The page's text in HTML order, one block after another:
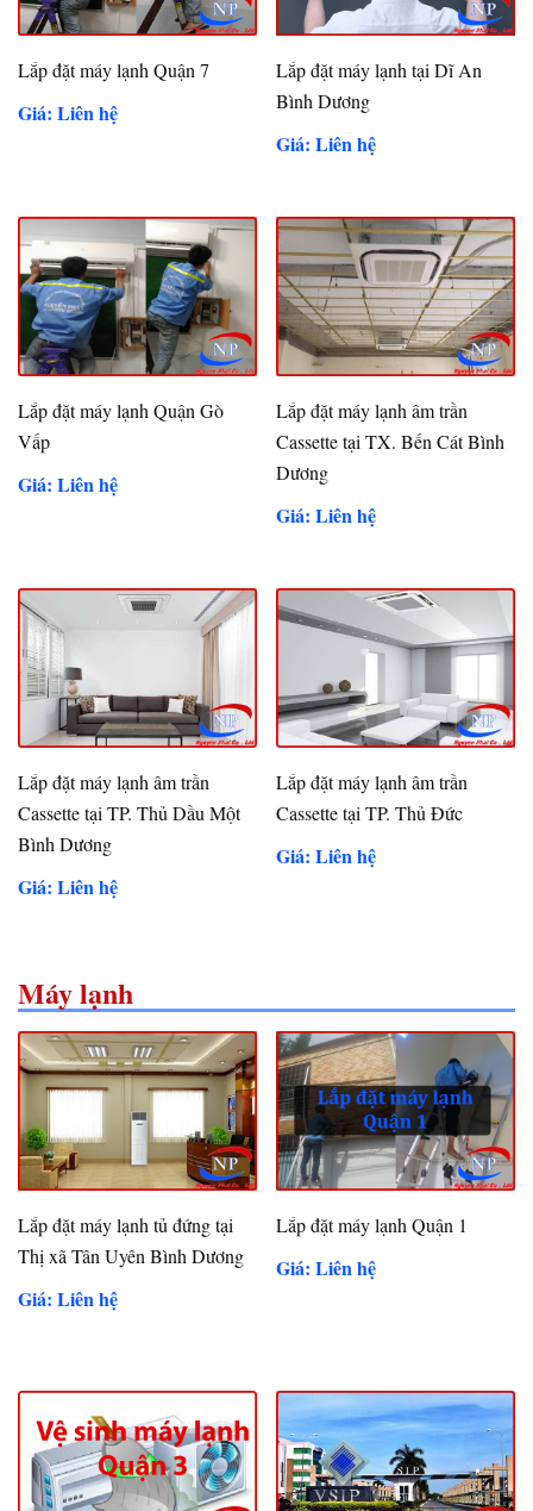
Lắp đặt máy lạnh Quận 7
Giá: Liên hệ
Lắp đặt máy lạnh tại Dĩ An
Bình Dương
Giá: Liên hệ
Lắp đặt máy lạnh Quận Gò
Vấp
Giá: Liên hệ
Lắp đặt máy lạnh âm trần
Cassette tại TX. Bến Cát Bình
Dương
Giá: Liên hệ
Lắp đặt máy lạnh âm trần
Cassette tại TP. Thủ Dầu Một
Bình Dương
Giá: Liên hệ
Lắp đặt máy lạnh âm trần
Cassette tại TP. Thủ Đức
Giá: Liên hệ
Máy lạnh
Lắp đặt máy lạnh tủ đứng tại
Thị xã Tân Uyên Bình Dương
Giá: Liên hệ
Lắp đặt máy lạnh Quận 1
Giá: Liên hệ